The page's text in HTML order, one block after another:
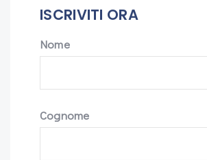
ISCRIVITI ORA
Nome
Cognome